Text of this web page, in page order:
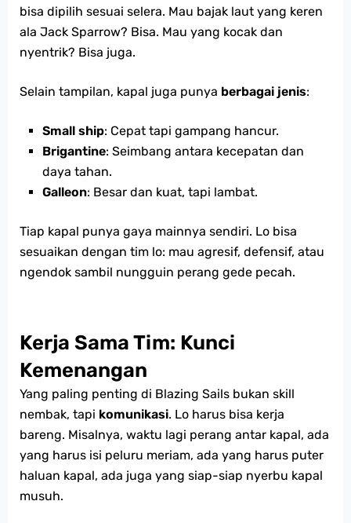
bisa dipilih sesuai selera. Mau bajak laut yang keren
ala Jack Sparrow? Bisa. Mau yang kocak dan
nyentrik? Bisa juga.
Selain tampilan, kapal juga punya berbagai jenis:
Small ship: Cepat tapi gampang hancur.
Brigantine: Seimbang antara kecepatan dan
daya tahan.
Galleon: Besar dan kuat, tapi lambat.
Tiap kapal punya gaya mainnya sendiri. Lo bisa
sesuaikan dengan tim lo: mau agresif, defensif, atau
ngendok sambil nungguin perang gede pecah.
Kerja Sama Tim: Kunci
Kemenangan
Yang paling penting di Blazing Sails bukan skill
nembak, tapi komunikasi. Lo harus bisa kerja
bareng. Misalnya, waktu lagi perang antar kapal, ada
yang harus isi peluru meriam, ada yang harus puter
haluan kapal, ada juga yang siap-siap nyerbu kapal
musuh.